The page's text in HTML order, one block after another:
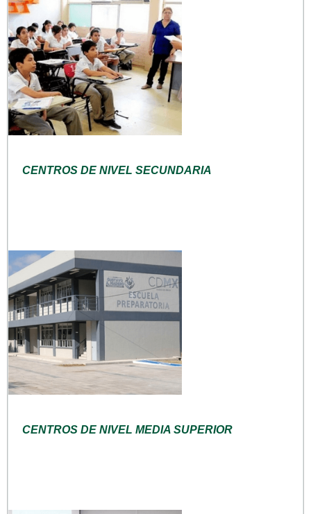
CENTROS DE NIVEL SECUNDARIA
CENTROS DE NIVEL MEDIA SUPERIOR